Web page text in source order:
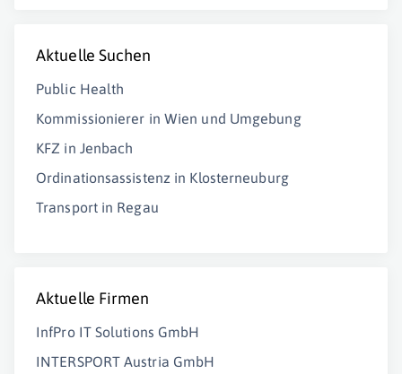
Aktuelle Suchen
Public Health
Kommissionierer in Wien und Umgebung
KFZ in Jenbach
Ordinationsassistenz in Klosterneuburg
Transport in Regau
Aktuelle Firmen
InfPro IT Solutions GmbH
INTERSPORT Austria GmbH